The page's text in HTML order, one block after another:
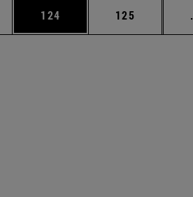
Use TAB para desplazarse.
Página
124 Página
125